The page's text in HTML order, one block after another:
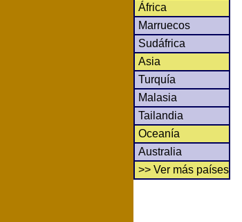
África
Marruecos
Sudáfrica
Asia
Turquía
Malasia
Tailandia
Oceanía
Australia
>> Ver más países